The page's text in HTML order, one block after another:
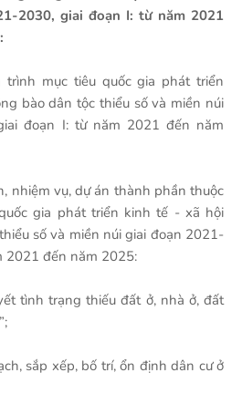
2030, giai đoạn I: từ năm 2021
trình mục tiêu quốc gia phát triển
bào dân tộc thiểu số và miền núi
đoạn I: từ năm 2021 đến năm
nhiệm vụ, dự án thành phần thuộc
gia phát triển kinh tế - xã hội
số và miền núi giai đoạn 2021-
2021 đến năm 2025:
tình trạng thiếu đất ở, nhà ở, đất
sắp xếp, bố trí, ổn định dân cư ở